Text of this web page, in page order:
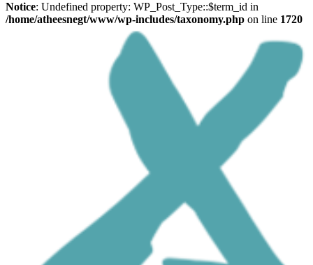
Notice: Undefined property: WP_Post_Type::$term_id in
/home/atheesnegt/www/wp-includes/taxonomy.php on line 1720